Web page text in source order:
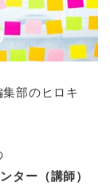
部のヒロキ
ター（講師）